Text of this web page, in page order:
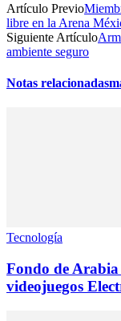
Artículo Previo
libre en la Arena
Siguiente Artículo
ambiente seguro
Notas relacionadas
Tecnología
Fondo de Arabia
videojuegos